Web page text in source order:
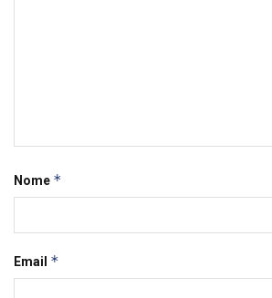
Nome *
Email *